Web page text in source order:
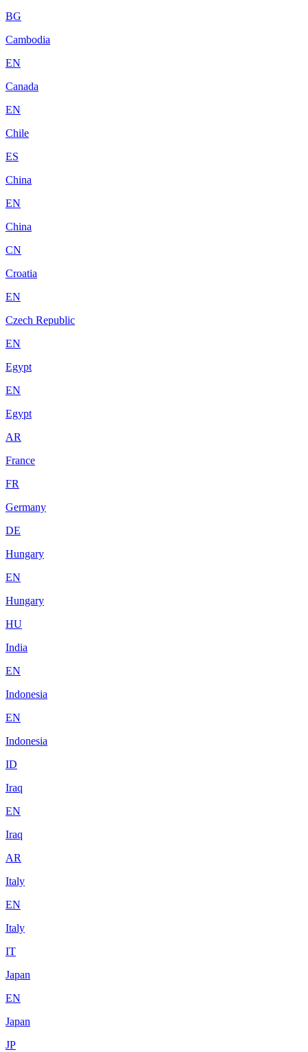
BG
Cambodia
EN
Canada
EN
Chile
ES
China
EN
China
CN
Croatia
EN
Czech Republic
EN
Egypt
EN
Egypt
AR
France
FR
Germany
DE
Hungary
EN
Hungary
HU
India
EN
Indonesia
EN
Indonesia
ID
Iraq
EN
Iraq
AR
Italy
EN
Italy
IT
Japan
EN
Japan
JP